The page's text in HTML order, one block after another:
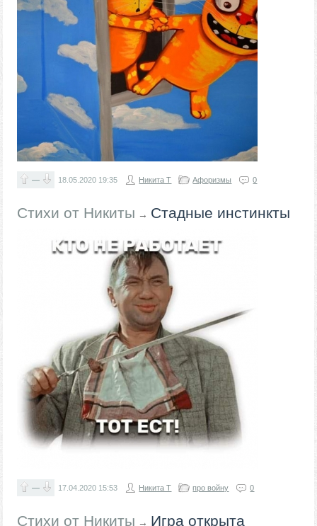
— 18.05.2020 19:35 Никита Т Афоризмы 0
Стихи от Никиты → Стадные инстинкты
— 17.04.2020 15:53 Никита Т про войну 0
Стихи от Никиты → Игра открыта